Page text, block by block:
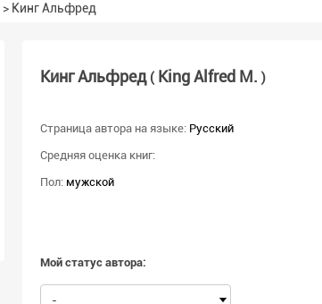
> Кинг Альфред
Кинг Альфред ( King Alfred M. )
Страница автора на языке: Русский
Средняя оценка книг:
Пол: мужской
Мой статус автора:
-